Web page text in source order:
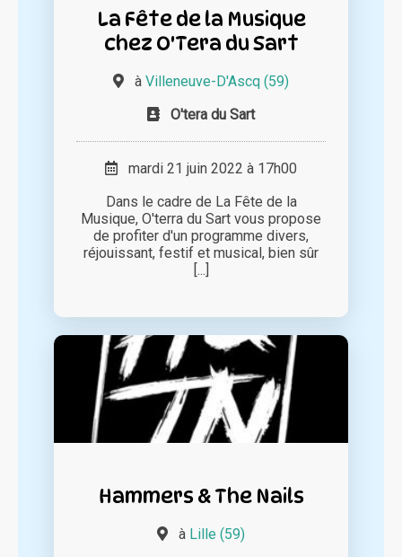
La Fête de la Musique
chez O'Tera du Sart
à Villeneuve-D'Ascq (59)
O'tera du Sart
mardi 21 juin 2022 à 17h00
Dans le cadre de La Fête de la
Musique, O'terra du Sart vous propose
de profiter d'un programme divers,
réjouissant, festif et musical, bien sûr
[...]
Hammers & The Nails
à Lille (59)